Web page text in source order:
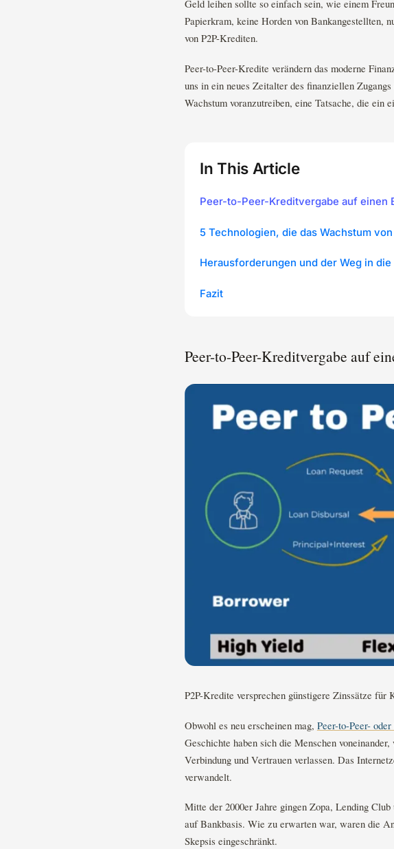
Geld leihen sollte so einfach sein, wie einem
Papierkram, keine Horden von Bankangestellten,
von P2P-Krediten.
Peer-to-Peer-Kredite verändern das moderne
uns in ein neues Zeitalter des finanziellen
Wachstum voranzutreiben, eine Tatsache, die ein
In This Article
Peer-to-Peer-Kreditvergabe auf einen
5 Technologien, die das Wachstum
Herausforderungen und der Weg in
Fazit
Peer-to-Peer-Kreditvergabe auf
P2P-Kredite versprechen günstigere Zinssätze
Obwohl es neu erscheinen mag, Peer-to-Peer-
Geschichte haben sich die Menschen
Verbindung und Vertrauen verlassen. Das
verwandelt.
Mitte der 2000er Jahre gingen Zopa, Lending
auf Bankbasis. Wie zu erwarten war, waren die
Skepsis eingeschränkt.